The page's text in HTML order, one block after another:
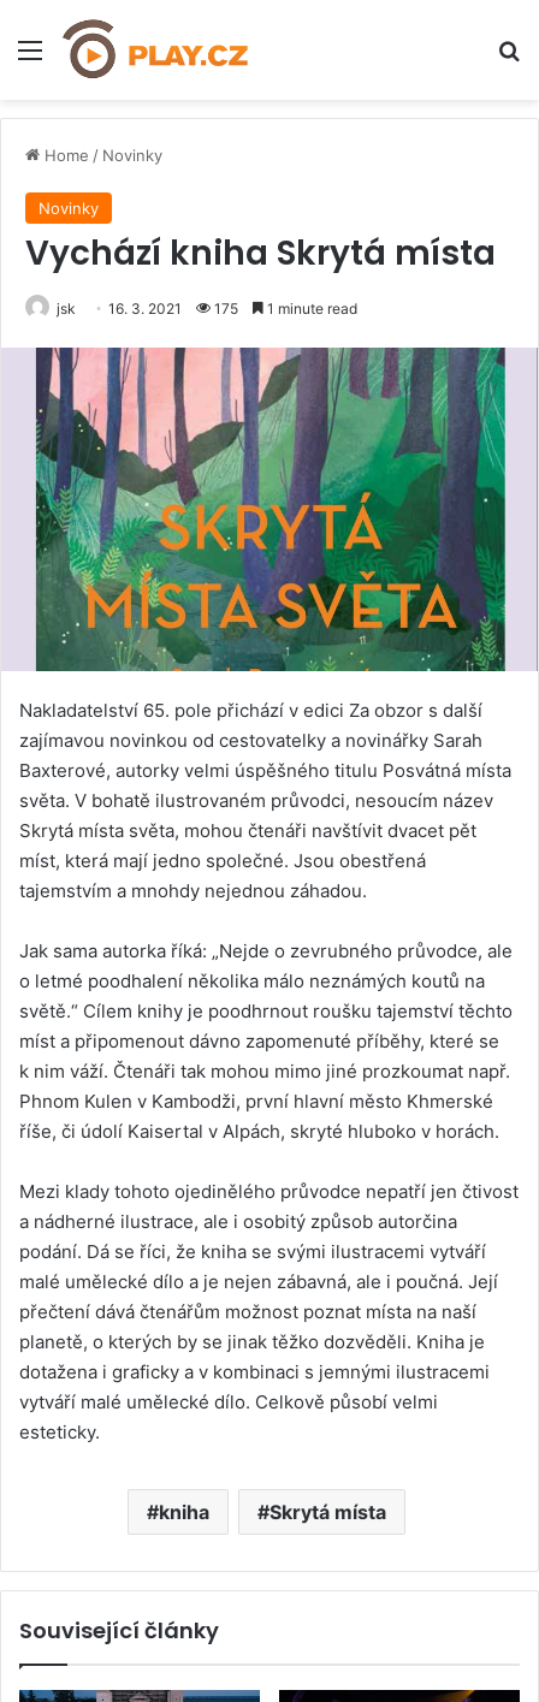
Menu
Home / Novinky
Novinky
Vychází kniha Skrytá místa
jsk 16. 3. 2021 175 1 minute read
Nakladatelství 65. pole přichází v edici Za obzor s další
zajímavou novinkou od cestovatelky a novinářky Sarah
Baxterové, autorky velmi úspěšného titulu Posvátná místa
světa. V bohatě ilustrovaném průvodci, nesoucím název
Skrytá místa světa, mohou čtenáři navštívit dvacet pět
míst, která mají jedno společné. Jsou obestřená
tajemstvím a mnohdy nejednou záhadou.
Jak sama autorka říká: „Nejde o zevrubného průvodce, ale
o letmé poodhalení několika málo neznámých koutů na
světě.“ Cílem knihy je poodhrnout roušku tajemství těchto
míst a připomenout dávno zapomenuté příběhy, které se
k nim váží. Čtenáři tak mohou mimo jiné prozkoumat např.
Phnom Kulen v Kambodži, první hlavní město Khmerské
říše, či údolí Kaisertal v Alpách, skryté hluboko v horách.
Mezi klady tohoto ojedinělého průvodce nepatří jen čtivost
a nádherné ilustrace, ale i osobitý způsob autorčina
podání. Dá se říci, že kniha se svými ilustracemi vytváří
malé umělecké dílo a je nejen zábavná, ale i poučná. Její
přečtení dává čtenářům možnost poznat místa na naší
planetě, o kterých by se jinak těžko dozvěděli. Kniha je
dotažena i graficky a v kombinaci s jemnými ilustracemi
vytváří malé umělecké dílo. Celkově působí velmi
esteticky.
kniha Skrytá místa
Související články